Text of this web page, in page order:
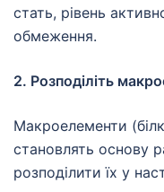
стать, рівень
обмеження.
2. Розподіліть
Макроелементи
становлять основу
розподілити їх у